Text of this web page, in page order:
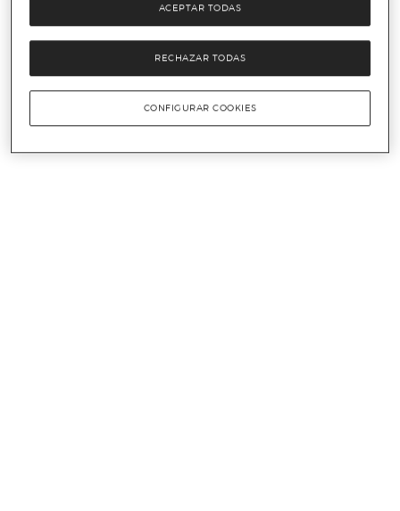
RECHAZAR TODAS
ACEPTAR TODAS
CONFIGURAR COOKIES